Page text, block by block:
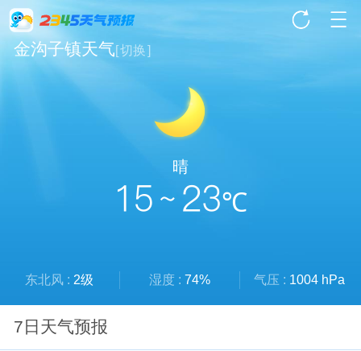
金沟子镇天气[切换]
晴
15 ~ 23℃
东北风 : 2级 湿度 : 74% 气压 : 1004 hPa
7日天气预报